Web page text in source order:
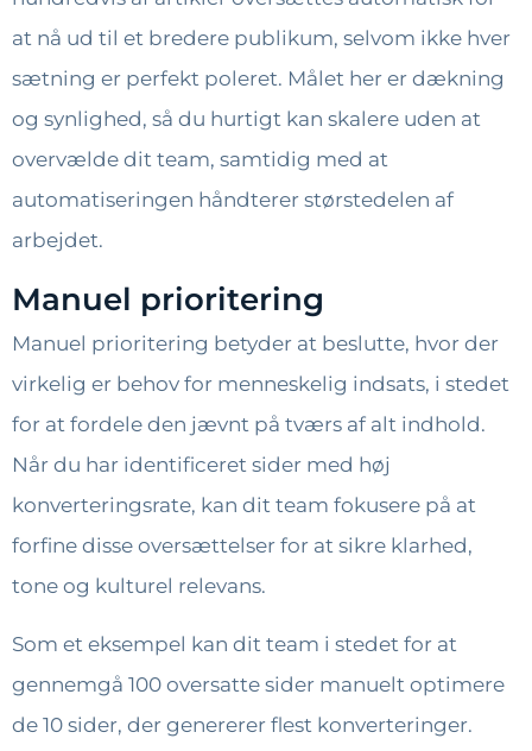
at nå ud til et bredere publikum, selvom ikke hver
sætning er perfekt poleret. Målet her er dækning
og synlighed, så du hurtigt kan skalere uden at
overvælde dit team, samtidig med at
automatiseringen håndterer størstedelen af ​​
arbejdet.
Manuel prioritering
Manuel prioritering betyder at beslutte, hvor der
virkelig er behov for menneskelig indsats, i stedet
for at fordele den jævnt på tværs af alt indhold.
Når du har identificeret sider med høj
konverteringsrate, kan dit team fokusere på at
forfine disse oversættelser for at sikre klarhed,
tone og kulturel relevans.
Som et eksempel kan dit team i stedet for at
gennemgå 100 oversatte sider manuelt optimere
de 10 sider, der genererer flest konverteringer.